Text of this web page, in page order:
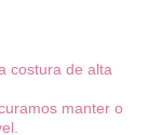
costura de alta
manter o